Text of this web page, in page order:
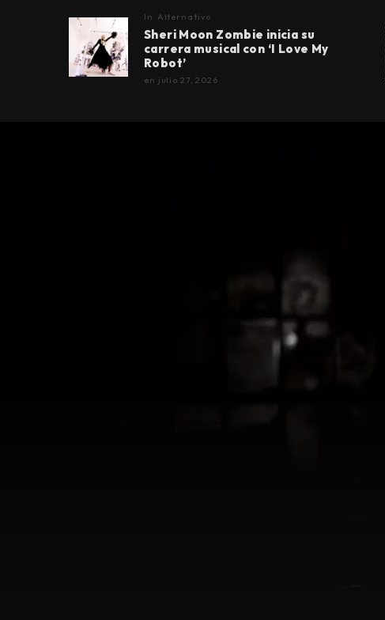
In Alternativo
Sheri Moon Zombie inicia su
carrera musical con ‘I Love My
Robot’
en julio 27, 2026